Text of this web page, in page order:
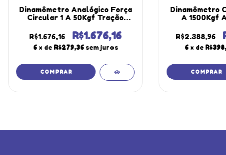
Dinamômetro Analógico Força
Circular 1 A 50Kgf Tração
Medidor Escapular
Instrutherm Certificado
R$1.676,16 R$1.676,16
6 x de R$279,36 sem juros
Dinamômetro
A 1500Kgf
Portátil
R$2.388,96
6 x de